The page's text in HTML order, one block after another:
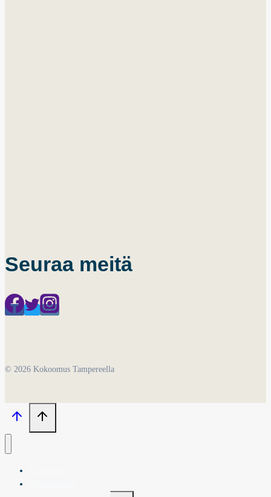
Seuraa meitä
© 2026 Kokoomus Tampereella